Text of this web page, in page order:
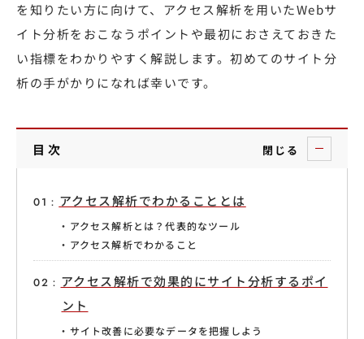
を知りたい方に向けて、アクセス解析を用いたWebサ
イト分析をおこなうポイントや最初におさえておきた
い指標をわかりやすく解説します。初めてのサイト分
析の手がかりになれば幸いです。
目次 閉じる
アクセス解析でわかることとは
アクセス解析とは？代表的なツール
アクセス解析でわかること
アクセス解析で効果的にサイト分析するポイ
ント
サイト改善に必要なデータを把握しよう